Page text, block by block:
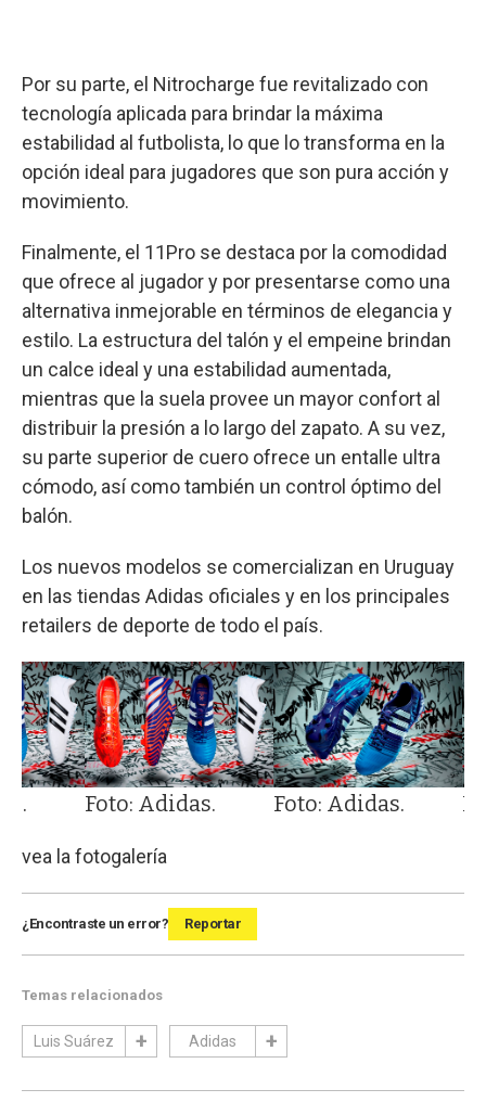
Por su parte, el Nitrocharge fue revitalizado con
tecnología aplicada para brindar la máxima
estabilidad al futbolista, lo que lo transforma en la
opción ideal para jugadores que son pura acción y
movimiento.
Finalmente, el 11Pro se destaca por la comodidad
que ofrece al jugador y por presentarse como una
alternativa inmejorable en términos de elegancia y
estilo. La estructura del talón y el empeine brindan
un calce ideal y una estabilidad aumentada,
mientras que la suela provee un mayor confort al
distribuir la presión a lo largo del zapato. A su vez,
su parte superior de cuero ofrece un entalle ultra
cómodo, así como también un control óptimo del
balón.
Los nuevos modelos se comercializan en Uruguay
en las tiendas Adidas oficiales y en los principales
retailers de deporte de todo el país.
Foto: Adidas. Foto: Adidas.
vea la fotogalería
¿Encontraste un error? Reportar
Temas relacionados
Luis Suárez Adidas